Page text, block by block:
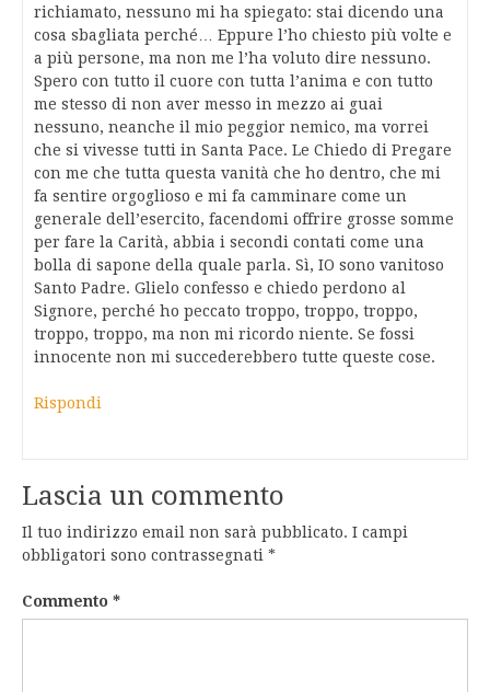
richiamato, nessuno mi ha spiegato: stai dicendo una
cosa sbagliata perché… Eppure l’ho chiesto più volte e
a più persone, ma non me l’ha voluto dire nessuno.
Spero con tutto il cuore con tutta l’anima e con tutto
me stesso di non aver messo in mezzo ai guai
nessuno, neanche il mio peggior nemico, ma vorrei
che si vivesse tutti in Santa Pace. Le Chiedo di Pregare
con me che tutta questa vanità che ho dentro, che mi
fa sentire orgoglioso e mi fa camminare come un
generale dell’esercito, facendomi offrire grosse somme
per fare la Carità, abbia i secondi contati come una
bolla di sapone della quale parla. Sì, IO sono vanitoso
Santo Padre. Glielo confesso e chiedo perdono al
Signore, perché ho peccato troppo, troppo, troppo,
troppo, troppo, ma non mi ricordo niente. Se fossi
innocente non mi succederebbero tutte queste cose.
Rispondi
Lascia un commento
Il tuo indirizzo email non sarà pubblicato. I campi
obbligatori sono contrassegnati *
Commento *